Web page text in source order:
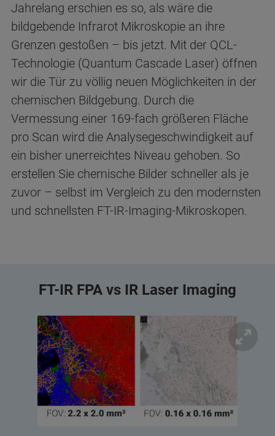
Jahrelang erschien es so, als wäre die
bildgebende Infrarot Mikroskopie an ihre
Grenzen gestoßen – bis jetzt. Mit der QCL-
Technologie (Quantum Cascade Laser) öffnen
wir die Tür zu völlig neuen Möglichkeiten in der
chemischen Bildgebung. Durch die
Vermessung einer 169-fach größeren Fläche
pro Scan wird die Analysegeschwindigkeit auf
ein bisher unerreichtes Niveau gehoben. So
erstellen Sie chemische Bilder schneller als je
zuvor – selbst im Vergleich zu den modernsten
und schnellsten FT-IR-Imaging-Mikroskopen.
FT-IR FPA vs IR Laser Imaging